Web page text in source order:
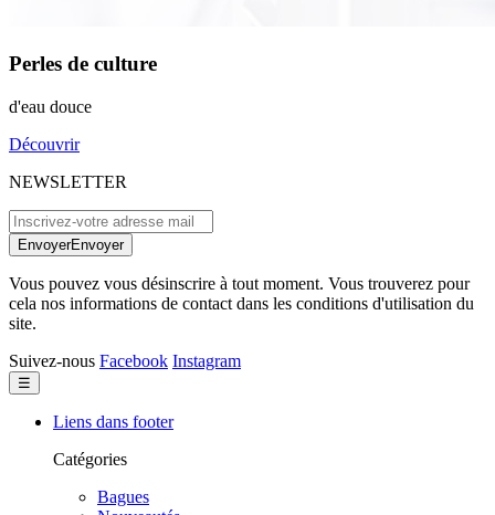
Perles de culture
d'eau douce
Découvrir
NEWSLETTER
EnvoyerEnvoyer
Vous pouvez vous désinscrire à tout moment. Vous trouverez pour
cela nos informations de contact dans les conditions d'utilisation du
site.
Suivez-nous Facebook Instagram
Basculer
la
navigation
☰
Liens dans footer
Catégories
Bagues